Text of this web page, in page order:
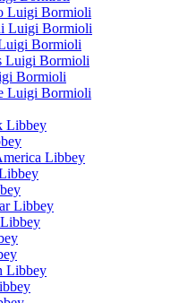
Luigi Bormioli
Luigi Bormioli
Bormioli
Luigi Bormioli
Bormioli
Luigi Bormioli
Libbey
Libbey
Libbey
Libbey